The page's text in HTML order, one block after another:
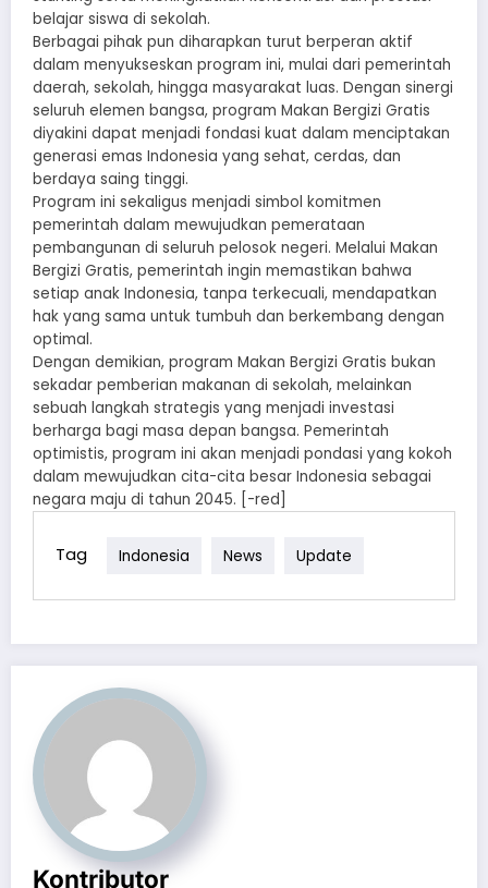
belajar siswa di sekolah.
Berbagai pihak pun diharapkan turut berperan aktif
dalam menyukseskan program ini, mulai dari pemerintah
daerah, sekolah, hingga masyarakat luas. Dengan sinergi
seluruh elemen bangsa, program Makan Bergizi Gratis
diyakini dapat menjadi fondasi kuat dalam menciptakan
generasi emas Indonesia yang sehat, cerdas, dan
berdaya saing tinggi.
Program ini sekaligus menjadi simbol komitmen
pemerintah dalam mewujudkan pemerataan
pembangunan di seluruh pelosok negeri. Melalui Makan
Bergizi Gratis, pemerintah ingin memastikan bahwa
setiap anak Indonesia, tanpa terkecuali, mendapatkan
hak yang sama untuk tumbuh dan berkembang dengan
optimal.
Dengan demikian, program Makan Bergizi Gratis bukan
sekadar pemberian makanan di sekolah, melainkan
sebuah langkah strategis yang menjadi investasi
berharga bagi masa depan bangsa. Pemerintah
optimistis, program ini akan menjadi pondasi yang kokoh
dalam mewujudkan cita-cita besar Indonesia sebagai
negara maju di tahun 2045. [-red]
Tag Indonesia News Update
Kontributor